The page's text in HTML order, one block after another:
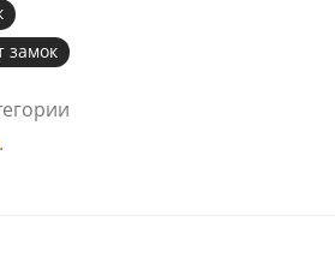
замок
.